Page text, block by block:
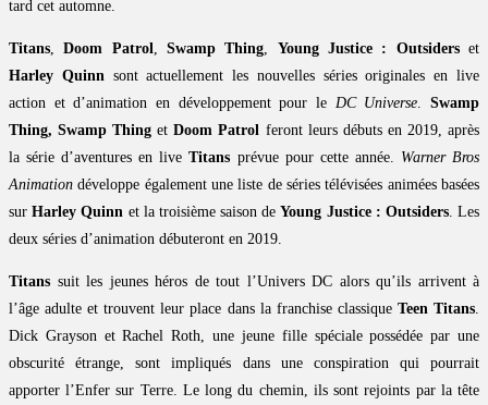
tard cet automne.
Titans,Doom Patrol,Swamp Thing, Young Justice : Outsiderset
Harley Quinnsont actuellement les nouvelles séries originales en live
action et d’animation en développement pour le DC Universe.Swamp
Thing, Swamp Thing etDoom Patrol feront leurs débuts en 2019, après
la série d’aventures en liveTitans prévue pour cette année. Warner Bros
Animation développe également une liste de séries télévisées animées basées
surHarley Quinn et la troisième saison deYoung Justice : Outsiders. Les
deux séries d’animation débuteront en 2019.
Titans suit les jeunes héros de tout l’Univers DC alors qu’ils arrivent à
l’âge adulte et trouvent leur place dans la franchise classique Teen Titans.
Dick Grayson et Rachel Roth, une jeune fille spéciale possédée par une
obscurité étrange, sont impliqués dans une conspiration qui pourrait
apporter l’Enfer sur Terre. Le long du chemin, ils sont rejoints par la tête